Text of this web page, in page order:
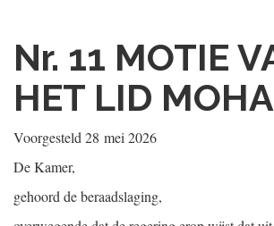
Nr. 11 MOTIE
HET LID
Voorgesteld 28 mei 2026
De Kamer,
gehoord de beraadslaging,